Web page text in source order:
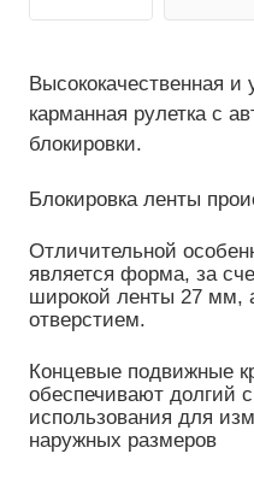
Высококачественная и
карманная рулетка с
блокировки.
Блокировка ленты
Отличительной
является форма, за
широкой ленты 27 мм,
отверстием.
Концевые подвижные
обеспечивают долгий
использования для
наружных размеров